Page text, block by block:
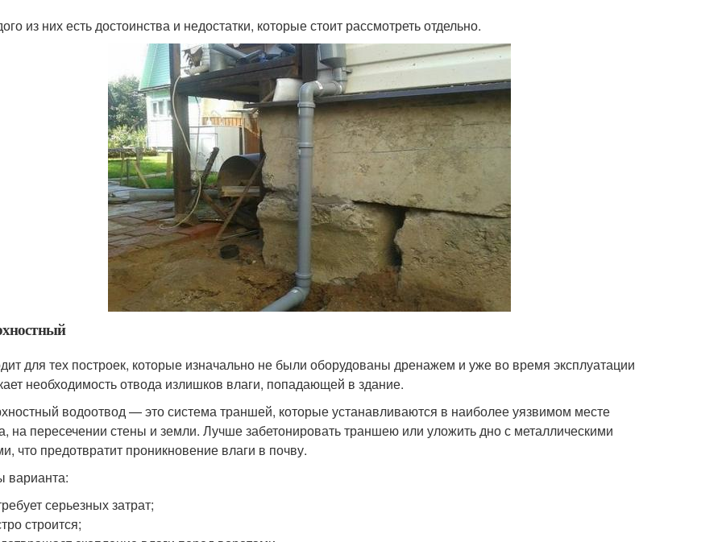
из них есть достоинства и недостатки, которые стоит рассмотреть отдельно.
для тех построек, которые изначально не были оборудованы дренажем и уже во время эксплуатации
необходимость отвода излишков влаги, попадающей в здание.
водоотвод — это система траншей, которые устанавливаются в наиболее уязвимом месте
на пересечении стены и земли. Лучше забетонировать траншею или уложить дно с металлическими
что предотвратит проникновение влаги в почву.
варианта:
серьезных затрат;
строится;